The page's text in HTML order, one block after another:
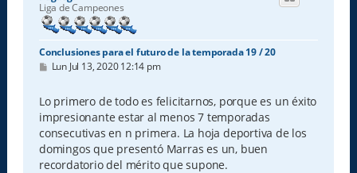
Liga de Campeones
Conclusiones para el futuro de la temporada 19 / 20
M
s
a
j
e
Lun Jul 13, 2020 12:14 pm
Lo primero de todo es felicitarnos, porque es un éxito
impresionante estar al menos 7 temporadas
consecutivas en n primera. La hoja deportiva de los
domingos que presentó Marras es un, buen
recordatorio del mérito que supone.